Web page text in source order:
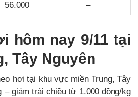
56.000 –
hôm nay 9/11 tại
Tây Nguyên
hơi tại khu vực miền Trung, Tây
– giảm trái chiều từ 1.000 đồng/kg